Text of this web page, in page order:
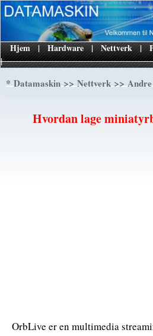
|
Hjem | Hardware | Nettverk |
*Datamaskin>>Nettverk>>
Hvordan lage
OrbLive er en multimedia